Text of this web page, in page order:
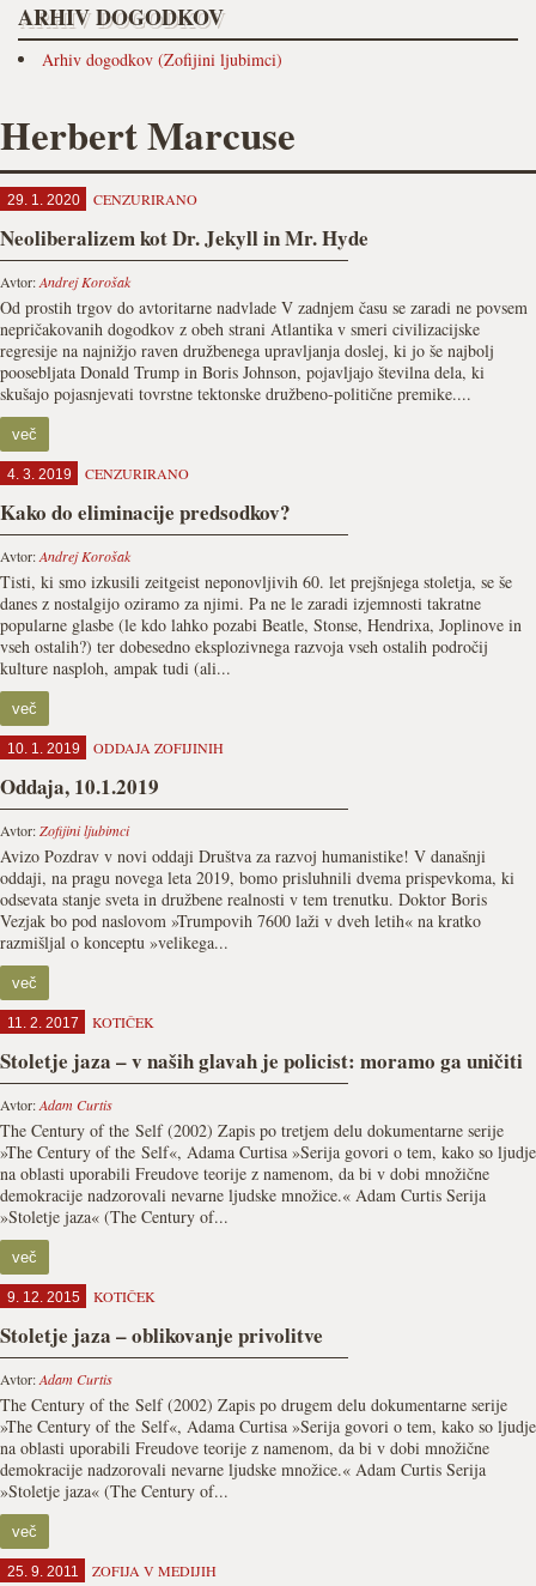
ARHIV DOGODKOV
Arhiv dogodkov (Zofijini ljubimci)
Herbert Marcuse
29. 1. 2020 CENZURIRANO
Neoliberalizem kot Dr. Jekyll in Mr. Hyde
Avtor:Andrej Korošak
Od prostih trgov do avtoritarne nadvlade V zadnjem času se zaradi ne povsem
nepričakovanih dogodkov z obeh strani Atlantika v smeri civilizacijske
regresije na najnižjo raven družbenega upravljanja doslej, ki jo še najbolj
poosebljata Donald Trump in Boris Johnson, pojavljajo številna dela, ki
skušajo pojasnjevati tovrstne tektonske družbeno-politične premike....
več
4. 3. 2019 CENZURIRANO
Kako do eliminacije predsodkov?
Avtor:Andrej Korošak
Tisti, ki smo izkusili zeitgeist neponovljivih 60. let prejšnjega stoletja, se še
danes z nostalgijo oziramo za njimi. Pa ne le zaradi izjemnosti takratne
popularne glasbe (le kdo lahko pozabi Beatle, Stonse, Hendrixa, Joplinove in
vseh ostalih?) ter dobesedno eksplozivnega razvoja vseh ostalih področij
kulture nasploh, ampak tudi (ali...
več
10. 1. 2019 ODDAJA ZOFIJINIH
Oddaja, 10.1.2019
Avtor:Zofijini ljubimci
Avizo Pozdrav v novi oddaji Društva za razvoj humanistike! V današnji
oddaji, na pragu novega leta 2019, bomo prisluhnili dvema prispevkoma, ki
odsevata stanje sveta in družbene realnosti v tem trenutku. Doktor Boris
Vezjak bo pod naslovom »Trumpovih 7600 laži v dveh letih« na kratko
razmišljal o konceptu »velikega...
več
11. 2. 2017 KOTIČEK
Stoletje jaza – v naših glavah je policist: moramo ga uničiti
Avtor:Adam Curtis
The Century of the Self (2002) Zapis po tretjem delu dokumentarne serije
»The Century of the Self«, Adama Curtisa »Serija govori o tem, kako so ljudje
na oblasti uporabili Freudove teorije z namenom, da bi v dobi množične
demokracije nadzorovali nevarne ljudske množice.« Adam Curtis Serija
»Stoletje jaza« (The Century of...
več
9. 12. 2015 KOTIČEK
Stoletje jaza – oblikovanje privolitve
Avtor:Adam Curtis
The Century of the Self (2002) Zapis po drugem delu dokumentarne serije
»The Century of the Self«, Adama Curtisa »Serija govori o tem, kako so ljudje
na oblasti uporabili Freudove teorije z namenom, da bi v dobi množične
demokracije nadzorovali nevarne ljudske množice.« Adam Curtis Serija
»Stoletje jaza« (The Century of...
več
25. 9. 2011 ZOFIJA V MEDIJIH